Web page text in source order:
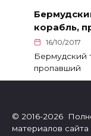
корабль,
16/10/2017
Бермудский
пропавший
© 2016-2026
материалов